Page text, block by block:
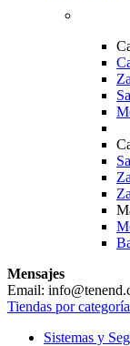
Mensajes
Email:
Tiendas por
Sistemas y